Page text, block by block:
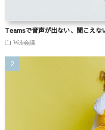
Teamsで音声が出ない、聞こえ
Web会議